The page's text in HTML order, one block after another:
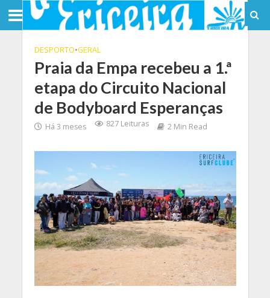
DESPORTO•GERAL
Praia da Empa recebeu a 1.ª
etapa do Circuito Nacional
de Bodyboard Esperanças
Há 3 meses 827 Leituras 2 Min Read